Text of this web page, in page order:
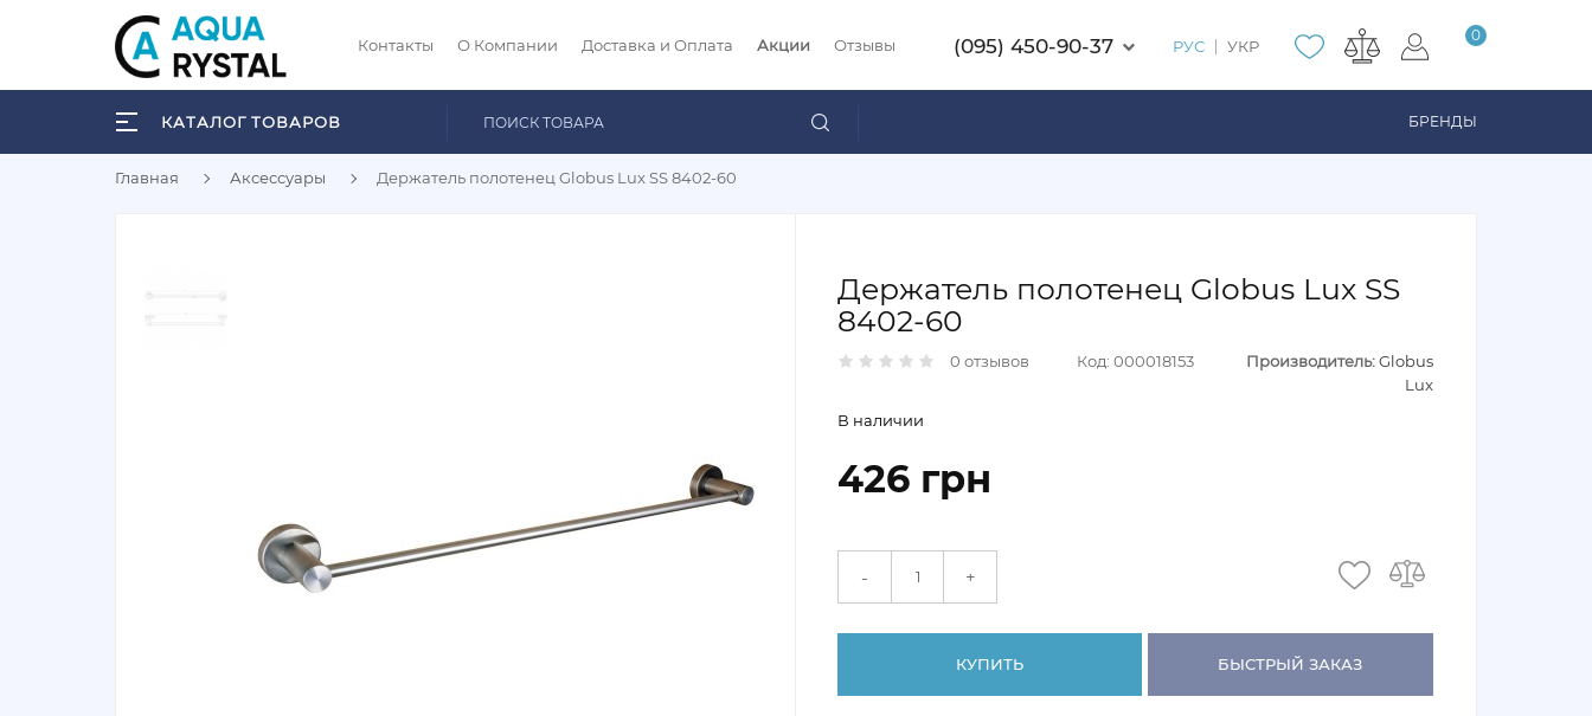
Контакты О Компании Доставка и Оплата Акции Отзывы
0
РУС УКР
(095) 450-90-37
БРЕНДЫ
КАТАЛОГ ТОВАРОВ
Главная Аксессуары Держатель полотенец Globus Lux SS 8402-60
Держатель полотенец Globus Lux SS
8402-60
0 отзывов Код: 000018153 Производитель:Globus
Lux
В наличии
426 грн
- +
КУПИТЬ БЫСТРЫЙ ЗАКАЗ